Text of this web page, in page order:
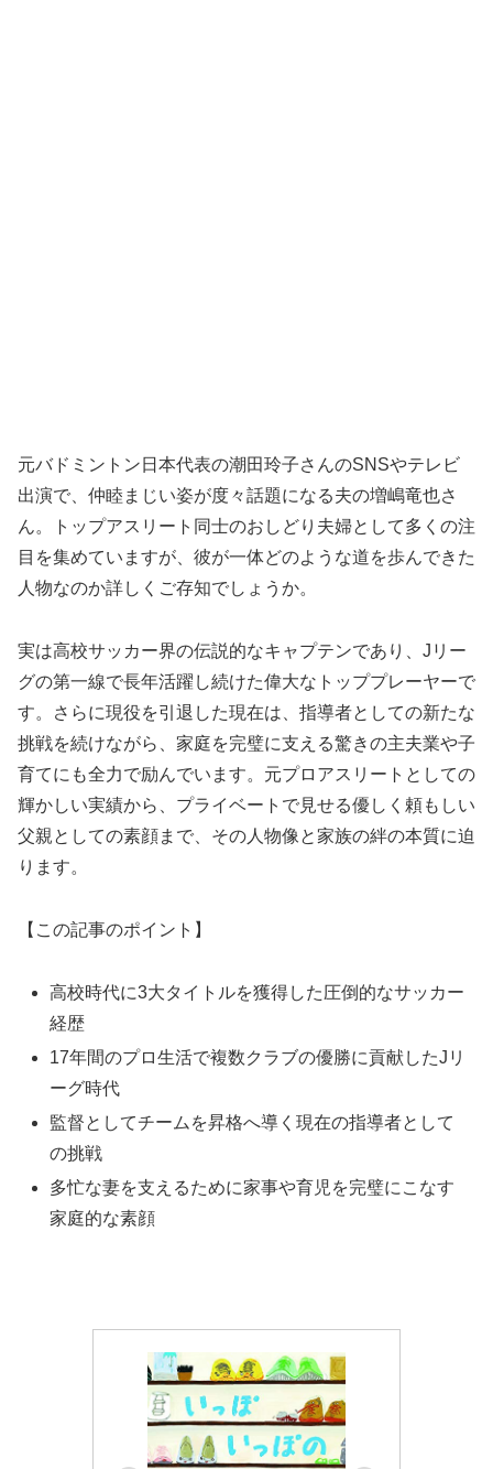
元バドミントン日本代表の潮田玲子さんのSNSやテレビ
出演で、仲睦まじい姿が度々話題になる夫の増嶋竜也さ
ん。トップアスリート同士のおしどり夫婦として多くの注
目を集めていますが、彼が一体どのような道を歩んできた
人物なのか詳しくご存知でしょうか。
実は高校サッカー界の伝説的なキャプテンであり、Jリー
グの第一線で長年活躍し続けた偉大なトッププレーヤーで
す。さらに現役を引退した現在は、指導者としての新たな
挑戦を続けながら、家庭を完璧に支える驚きの主夫業や子
育てにも全力で励んでいます。元プロアスリートとしての
輝かしい実績から、プライベートで見せる優しく頼もしい
父親としての素顔まで、その人物像と家族の絆の本質に迫
ります。
【この記事のポイント】
高校時代に3大タイトルを獲得した圧倒的なサッカー
経歴
17年間のプロ生活で複数クラブの優勝に貢献したJリ
ーグ時代
監督としてチームを昇格へ導く現在の指導者として
の挑戦
多忙な妻を支えるために家事や育児を完璧にこなす
家庭的な素顔